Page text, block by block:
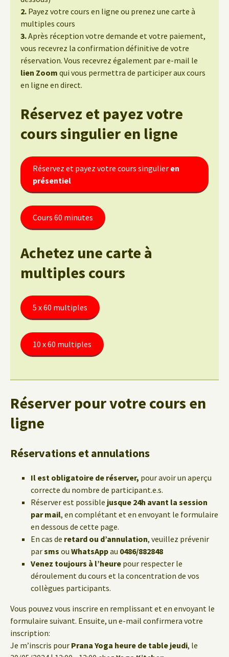
2. Payez votre cours en ligne ou prenez une carte à
multiples cours
3.Après réception votre demande et votre paiement,
vous recevrez la confirmation définitive de votre
réservation. Vous recevrez également par e-mail le
lien Zoom qui vous permettra de participer aux cours
en ligne en direct.
Réservez et payez votre
cours singulieren ligne
Réservez et payez votre cours singulier en
présentiel
Cours 60 minutes
Achetez une carte à
multiples cours
5 x 60 multiples
10 x 60 multiples
Réserver pour votre cours en
ligne
Réservations et annulations
Il est obligatoire de réserver, pour avoir un aperçu
correcte du nombre de participant.e.s.
Réserver est possible jusque 24h avant la session
par mail, en complétant et en envoyant le formulaire
en dessous de cette page.
En cas de retard ou d’annulation, veuillez prévenir
parsms ou WhatsAppau 0486/882848
Venez toujours à l’heure pour respecter le
déroulement du cours et la concentration de vos
collègues participants.
Vous pouvez vous inscrire en remplissant et en envoyant le
formulaire suivant. Ensuite, un e-mail confirmera votre
inscription:
Je m’inscris pour Prana Yoga heure de table jeudi, le